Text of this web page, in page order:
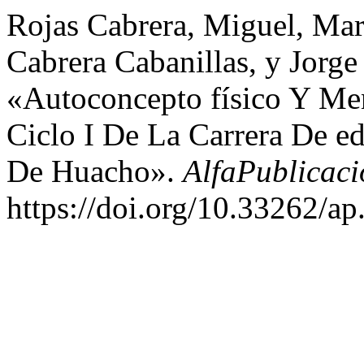
Rojas Cabrera, Miguel,
Cabrera Cabanillas, y
«Autoconcepto físico Y
Ciclo I De La Carrera De
De Huacho».
https://doi.org/10.33262/